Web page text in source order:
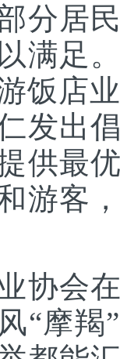
分居
满足
饭店
发出
供最
游客
协会
“摩